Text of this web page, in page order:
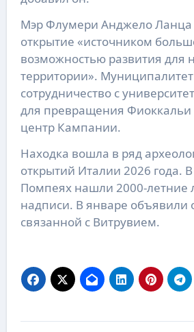
Мэр Флумери Анджело Ланца
открытие «источником
возможностью развития для
территории».
сотрудничество с
для превращения Фиоккальи
центр Кампании.
Находка вошла в ряд
открытий Италии 2026 года.
Помпеях нашли 2000-летние
надписи. В январе объявили
связанной с Витрувием.